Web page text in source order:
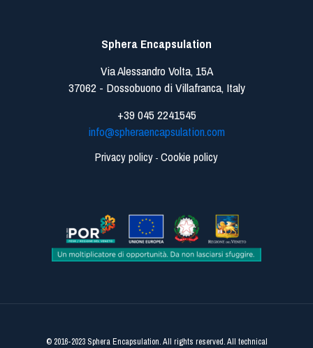
Sphera Encapsulation
Via Alessandro Volta, 15A
37062 - Dossobuono di Villafranca, Italy
+39 045 2241545
info@spheraencapsulation.com
Privacy policy - Cookie policy
© 2016-2023 Sphera Encapsulation. All rights reserved. All technical